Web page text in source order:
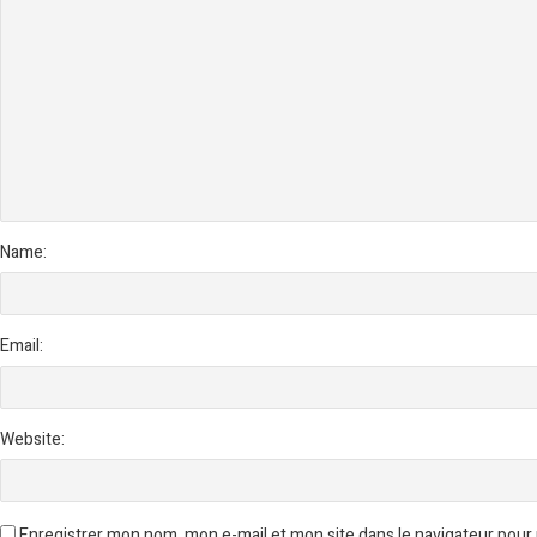
Name:
Email:
Website: